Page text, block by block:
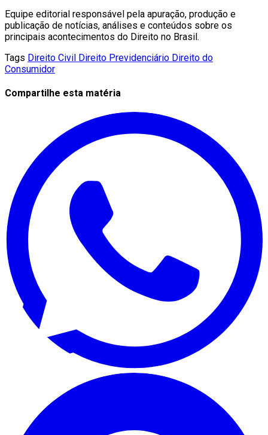
Equipe editorial responsável pela apuração, produção e
publicação de notícias, análises e conteúdos sobre os
principais acontecimentos do Direito no Brasil.
Tags Direito Civil Direito Previdenciário Direito do
Consumidor
Compartilhe esta matéria